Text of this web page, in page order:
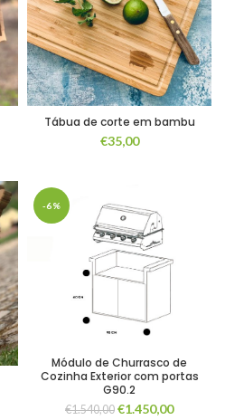
Tábua de corte em bambu
€35,00
-6%
Módulo de Churrasco de
Cozinha Exterior com portas
G90.2
€1.540,00 O
€1.450,00O